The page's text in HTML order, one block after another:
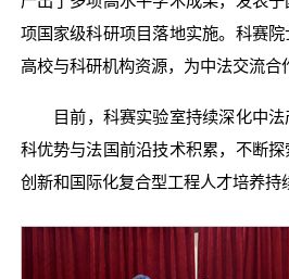
项国家级科研项目落地实施。科赛
高校与科研机构资源，为中法交流合
目前，科赛实验室持续深化中
科优势与法国前沿技术积累，不断
创新和国际化复合型工程人才培养持